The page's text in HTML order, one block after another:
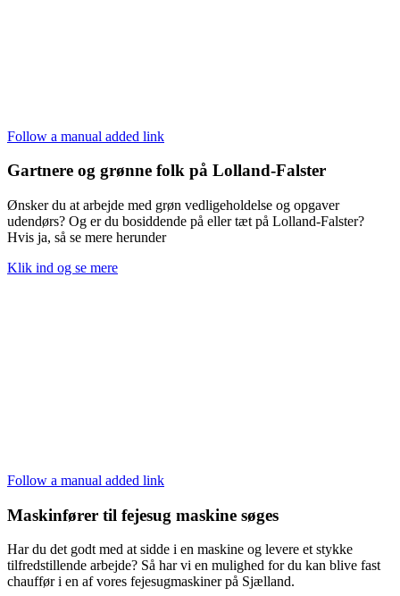
Follow a manual added link
Gartnere og grønne folk på Lolland-Falster
Ønsker du at arbejde med grøn vedligeholdelse og opgaver
udendørs? Og er du bosiddende på eller tæt på Lolland-Falster?
Hvis ja, så se mere herunder
Klik ind og se mere
Follow a manual added link
Maskinfører til fejesug maskine søges
Har du det godt med at sidde i en maskine og levere et stykke
tilfredstillende arbejde? Så har vi en mulighed for du kan blive fast
chauffør i en af vores fejesugmaskiner på Sjælland.